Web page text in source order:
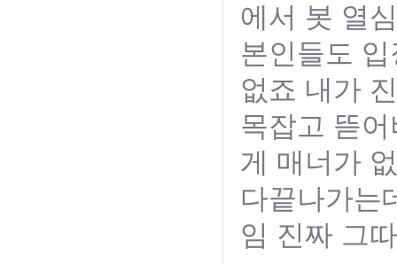
에서 봇 열
본인들도
없죠 내가
목잡고 뜯
게 매너가
다끝나가는
임 진짜 그